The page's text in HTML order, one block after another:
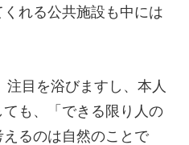
れる公共施設も中には
目を浴びますし、本人
も、「できる限り人の
るのは自然のことで